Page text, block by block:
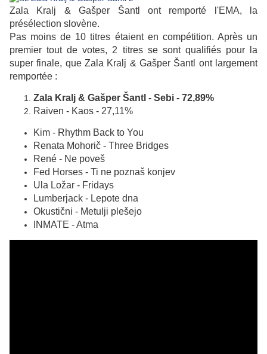
Zala Kralj & Gašper Šantl ont remporté l'EMA, la
présélection slovène.
Pas moins de 10 titres étaient en compétition. Après un
premier tout de votes, 2 titres se sont qualifiés pour la
super finale, que Zala Kralj & Gašper Šantl ont largement
remportée :
Zala Kralj & Gašper Šantl - Sebi - 72,89%
Raiven - Kaos - 27,11%
Kim - Rhythm Back to You
Renata Mohorič - Three Bridges
René - Ne poveš
Fed Horses - Ti ne poznaš konjev
Ula Ložar - Fridays
Lumberjack - Lepote dna
Okustični - Metulji plešejo
INMATE - Atma